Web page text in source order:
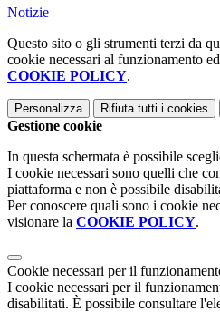
Notizie
Questo sito o gli strumenti terzi da
cookie necessari al funzionamento
COOKIE POLICY.
Personalizza Rifiuta tutti i cookies
Gestione cookie
In questa schermata è possibile
I cookie necessari sono quelli che
piattaforma e non è possibile
Per conoscere quali sono i cookie
visionare la COOKIE POLICY.
Cookie necessari per il
I cookie necessari per il
disabilitati. È possibile consultare